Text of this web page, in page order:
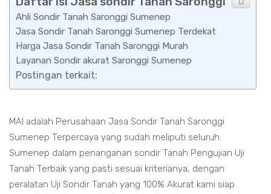
Ahli Sondir Tanah Saronggi Sumenep
Jasa Sondir Tanah Saronggi Sumenep Terdekat
Harga Jasa Sondir Tanah Saronggi Murah
Layanan Sondir akurat Saronggi Sumenep
Postingan terkait:
MAI adalah Perusahaan Jasa Sondir Tanah Saronggi
Sumenep Terpercaya yang sudah meliputi seluruh
Sumenep dalam penanganan sondir Tanah Pengujian Uji
Tanah Terbaik yang pasti sesuai kriterianya, dengan
peralatan Uji Sondir Tanah yang 100% Akurat kami siap